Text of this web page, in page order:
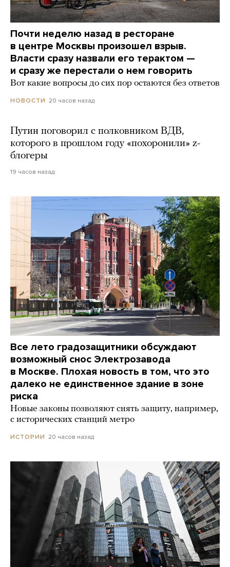
Почти неделю назад в ресторане
в центре Москвы произошел взрыв.
Власти сразу назвали его терактом —
и сразу же перестали о нем говорить
Вот какие вопросы до сих пор остаются без ответов
НОВОСТИ 20 часов назад
Путин поговорил с полковником ВДВ,
которого в прошлом году «похоронили» z-
блогеры
19 часов назад
Все лето градозащитники обсуждают
возможный снос Электрозавода
в Москве. Плохая новость в том, что это
далеко не единственное здание в зоне
риска
Новые законы позволяют снять защиту, например,
с исторических станций метро
ИСТОРИИ 20 часов назад